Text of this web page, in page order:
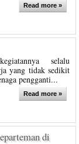
Read more »
selalu
yang tidak sedikit
pengganti...
Read more »
di